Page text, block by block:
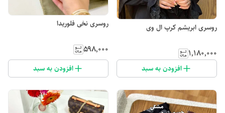
روسری ابریشم کرپ ال وی
۱٬۱۸۰٬۰۰۰
افزودن به سبد
روسری نخی فلوریدا
۵۹۸٬۰۰۰
افزودن به سبد